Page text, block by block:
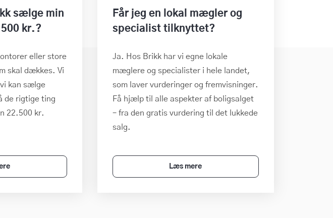
sælge min
kr.?
eller store
skal dækkes. Vi
kan sælge
de rigtige ting
22.500 kr.
Får jeg en lokal mægler og
specialist tilknyttet?
Ja. Hos Brikk har vi egne lokale
mæglere og specialister i hele landet,
som laver vurderinger og fremvisninger.
Få hjælp til alle aspekter af boligsalget
– fra den gratis vurdering til det lukkede
salg.
Læs mere